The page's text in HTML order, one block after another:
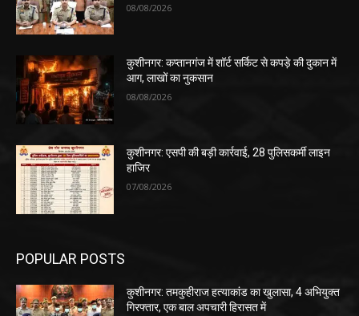
08/08/2026
कुशीनगर: कप्तानगंज में शॉर्ट सर्किट से कपड़े की दुकान में
आग, लाखों का नुकसान
08/08/2026
कुशीनगर: एसपी की बड़ी कार्रवाई, 28 पुलिसकर्मी लाइन
हाजिर
07/08/2026
POPULAR POSTS
कुशीनगर: तमकुहीराज हत्याकांड का खुलासा, 4 अभियुक्त
गिरफ्तार, एक बाल अपचारी हिरासत में